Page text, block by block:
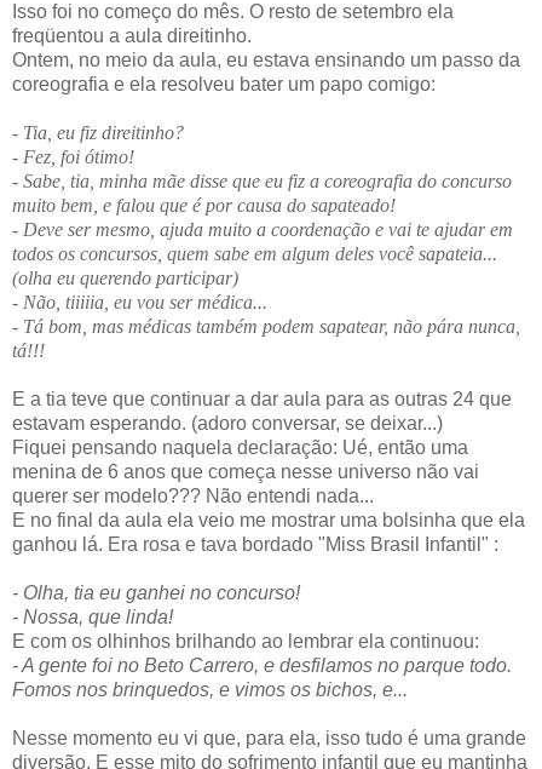
Isso foi no começo do mês. O resto de setembro ela
freqüentou a aula direitinho.
Ontem, no meio da aula, eu estava ensinando um passo da
coreografia e ela resolveu bater um papo comigo:
- Tia, eu fiz direitinho?
- Fez, foi ótimo!
- Sabe, tia, minha mãe disse que eu fiz a coreografia do concurso
muito bem, e falou que é por causa do sapateado!
- Deve ser mesmo, ajuda muito a coordenação e vai te ajudar em
todos os concursos, quem sabe em algum deles você sapateia...
(olha eu querendo participar)
- Não, tiiiiia, eu vou ser médica...
- Tá bom, mas médicas também podem sapatear, não pára nunca,
tá!!!
E a tia teve que continuar a dar aula para as outras 24 que
estavam esperando. (adoro conversar, se deixar...)
Fiquei pensando naquela declaração: Ué, então uma
menina de 6 anos que começa nesse universo não vai
querer ser modelo??? Não entendi nada...
E no final da aula ela veio me mostrar uma bolsinha que ela
ganhou lá. Era rosa e tava bordado "Miss Brasil Infantil" :
- Olha, tia eu ganhei no concurso!
- Nossa, que linda!
E com os olhinhos brilhando ao lembrar ela continuou:
- A gente foi no Beto Carrero, e desfilamos no parque todo.
Fomos nos brinquedos, e vimos os bichos, e...
Nesse momento eu vi que, para ela, isso tudo é uma grande
diversão. E esse mito do sofrimento infantil que eu mantinha